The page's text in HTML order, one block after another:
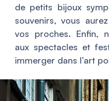
de petits bijoux
souvenirs, vous
vos proches. Enfin,
aux spectacles et
immerger dans l’art